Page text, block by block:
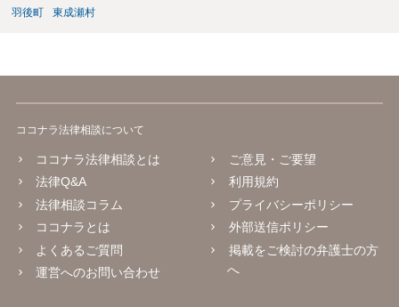
羽後町
東成瀬村
ココナラ法律相談について
ココナラ法律相談とは
法律Q&A
法律相談コラム
ココナラとは
よくあるご質問
運営へのお問い合わせ
ご意見・ご要望
利用規約
プライバシーポリシー
外部送信ポリシー
掲載をご検討の弁護士の方
へ